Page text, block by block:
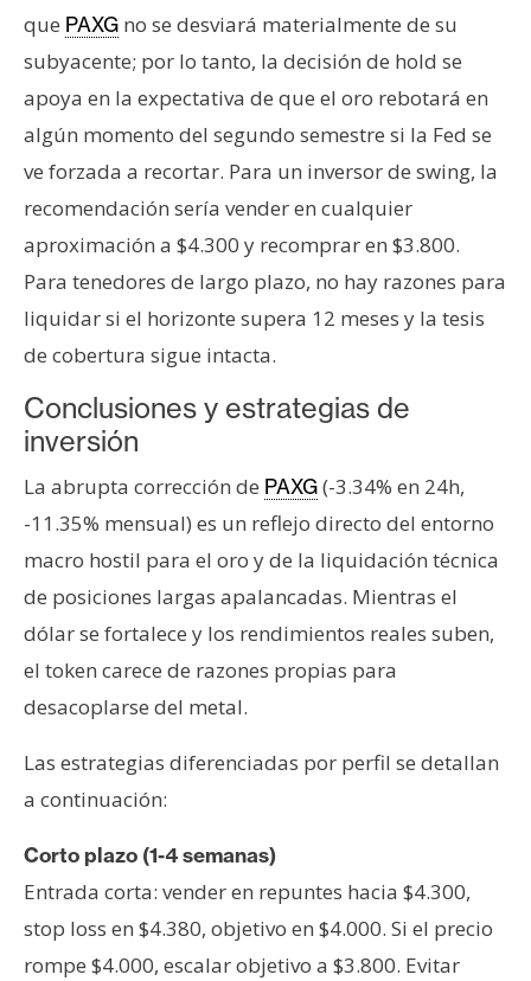
que PAXG no se desviará materialmente de su
subyacente; por lo tanto, la decisión de hold se
apoya en la expectativa de que el oro rebotará en
algún momento del segundo semestre si la Fed se
ve forzada a recortar. Para un inversor de swing, la
recomendación sería vender en cualquier
aproximación a $4.300 y recomprar en $3.800.
Para tenedores de largo plazo, no hay razones para
liquidar si el horizonte supera 12 meses y la tesis
de cobertura sigue intacta.
Conclusiones y estrategias de
inversión
La abrupta corrección de PAXG(-3.34% en 24h,
-11.35% mensual) es un reflejo directo del entorno
macro hostil para el oro y de la liquidación técnica
de posiciones largas apalancadas. Mientras el
dólar se fortalece y los rendimientos reales suben,
el token carece de razones propias para
desacoplarse del metal.
Las estrategias diferenciadas por perfil se detallan
a continuación:
Corto plazo (1-4 semanas)
Entrada corta: vender en repuntes hacia $4.300,
stop loss en $4.380, objetivo en $4.000. Si el precio
rompe $4.000, escalar objetivo a $3.800. Evitar